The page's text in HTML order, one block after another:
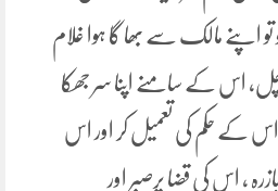
تو اپنے مالک سے بھا گا ہوا غلام
اس کے سامنے اپنا سر جھکا
کے حکم کی تعمیل کر اور اس
، اس کی قضا پرصبر اور